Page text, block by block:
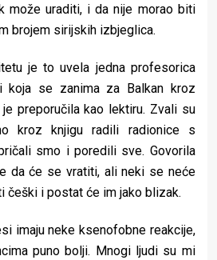
može uraditi, i da nije morao biti
brojem sirijskih izbjeglica.
je to uvela jedna profesorica
koja se zanima za Balkan kroz
preporučila kao lektiru. Zvali su
kroz knjigu radili radionice s
smo i poredili sve. Govorila
da će se vratiti, ali neki se neće
češki i postat će im jako blizak.
imaju neke ksenofobne reakcije,
puno bolji. Mnogi ljudi su mi